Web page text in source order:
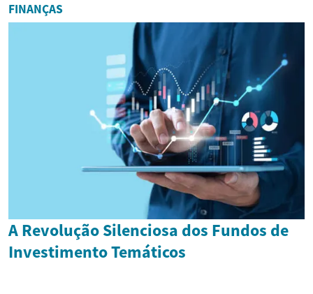
FINANÇAS
A Revolução Silenciosa dos Fundos de
Investimento Temáticos